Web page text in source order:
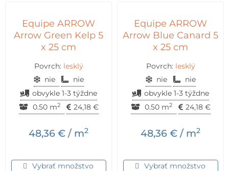
Equipe ARROW
Arrow Green Kelp 5
x 25 cm
Povrch: lesklý
nie
nie
obvykle 1-3 týždne
0.50 m2 24,18 €
48,36 € / m2
Vybrať množstvo
Equipe ARROW
Arrow Blue Canard 5
x 25 cm
Povrch: lesklý
nie
nie
obvykle 1-3 týždne
0.50 m2 24,18 €
48,36 € / m2
Vybrať množstvo